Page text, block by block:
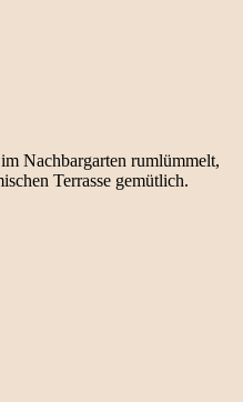
Nachbargarten rumlümmelt,
Terrasse gemütlich.